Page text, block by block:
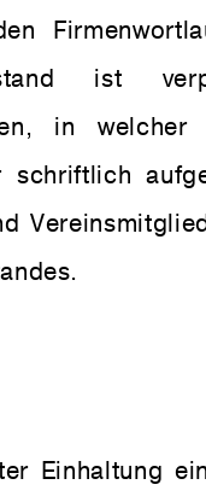
ist
in welcher
schriftlich
Einhaltung